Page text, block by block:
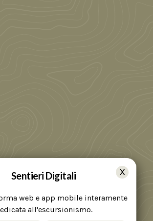
Sentieri Digitali
web e app mobile interamente
all'escursionismo.